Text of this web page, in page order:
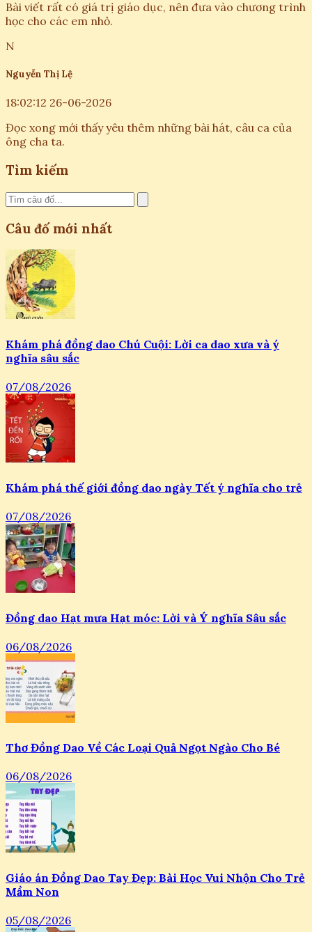
Bài viết rất có giá trị giáo dục, nên đưa vào chương trình
học cho các em nhỏ.
N
Nguyễn Thị Lệ
18:02:12 26-06-2026
Đọc xong mới thấy yêu thêm những bài hát, câu ca của
ông cha ta.
Tìm kiếm
Câu đố mới nhất
Khám phá đồng dao Chú Cuội: Lời ca dao xưa và ý
nghĩa sâu sắc
07/08/2026
Khám phá thế giới đồng dao ngày Tết ý nghĩa cho trẻ
07/08/2026
Đồng dao Hạt mưa Hạt móc: Lời và Ý nghĩa Sâu sắc
06/08/2026
Thơ Đồng Dao Về Các Loại Quả Ngọt Ngào Cho Bé
06/08/2026
Giáo án Đồng Dao Tay Đẹp: Bài Học Vui Nhộn Cho Trẻ
Mầm Non
05/08/2026